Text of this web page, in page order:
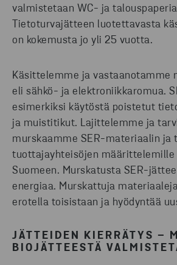
valmistetaan WC- ja
Tietoturvajätteen luotettavasta
on kokemusta jo yli 25 vuotta.
Käsittelemme ja vastaanotamme
eli sähkö- ja elektroniikkaromua.
esimerkiksi käytöstä poistetut
ja muistitikut. Lajittelemme ja
murskaamme SER-materiaalin ja
tuottajayhteisöjen
Suomeen. Murskatusta SER-
energiaa. Murskattuja
erotella toisistaan ja hyödyntää
JÄTTEIDEN KIERRÄTYS –
BIOJÄTTEESTÄ